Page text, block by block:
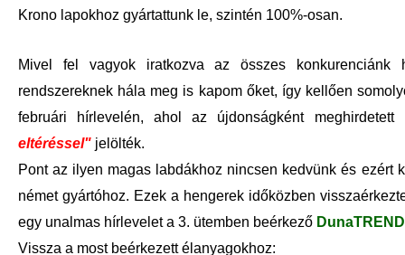
Krono lapokhoz gyártattunk le, szintén 100%-osan.
Mivel fel vagyok iratkozva az összes
rendszereknek hála meg is kapom őket, így kellően
februári hírlevelén, ahol az újdonságként
eltéréssel" jelölték.
Pont az ilyen magas labdákhoz nincsen kedvünk és ezért
német gyártóhoz. Ezek a hengerek időközben
egy unalmas hírlevelet a 3. ütemben beérkező
Vissza a most beérkezett élanyagokhoz: